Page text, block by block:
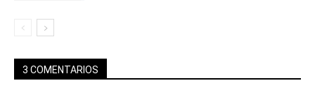
3 COMENTARIOS